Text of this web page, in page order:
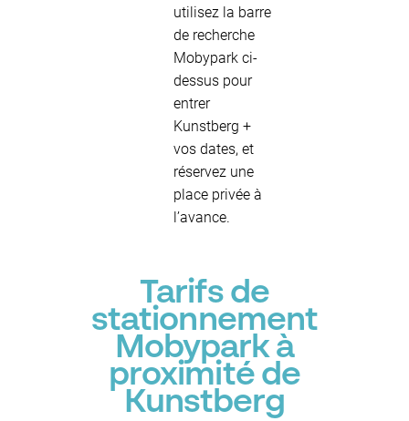
utilisez la barre
de recherche
Mobypark ci-
dessus pour
entrer
Kunstberg +
vos dates, et
réservez une
place privée à
l’avance.
Tarifs de
stationnement
Mobypark à
proximité de
Kunstberg